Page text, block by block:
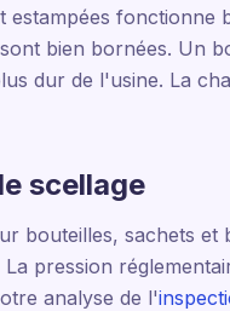
fonctionne
bien bornées. Un
dur de l'usine. La
scellage
bouteilles, sachets
pression
analyse de l'